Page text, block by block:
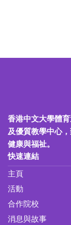
香港中文大學體
及優質教學中心
健康與福祉。
快速連結
主頁
活動
合作院校
消息與故事